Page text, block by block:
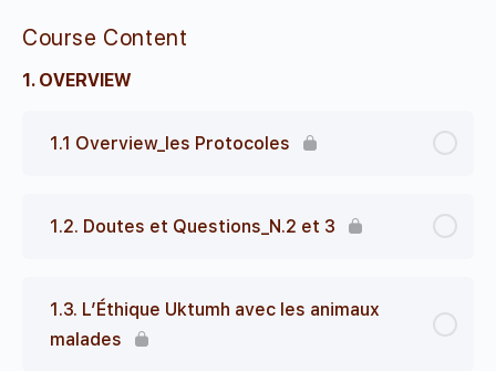
Course Content
1. OVERVIEW
1.1 Overview_les Protocoles
1.2. Doutes et Questions_N.2 et 3
1.3. L’Éthique Uktumh avec les animaux
malades